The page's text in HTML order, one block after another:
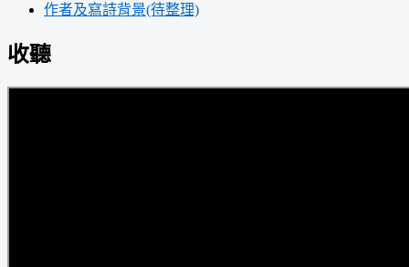
作者及寫詩背景(待整理)
收聽